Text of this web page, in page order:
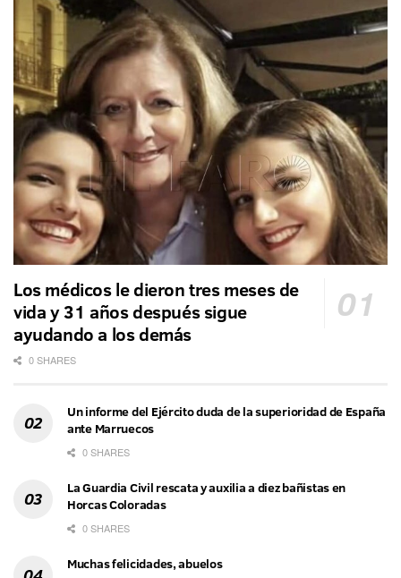
Los médicos le dieron tres meses de
vida y 31 años después sigue
ayudando a los demás
0 SHARES
Un informe del Ejército duda de la superioridad de España
ante Marruecos
0 SHARES
La Guardia Civil rescata y auxilia a diez bañistas en
Horcas Coloradas
0 SHARES
Muchas felicidades, abuelos